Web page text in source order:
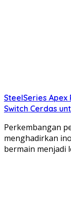
SteelSeries
Switch Cerdas
Perkembangan
menghadirkan
bermain menjadi